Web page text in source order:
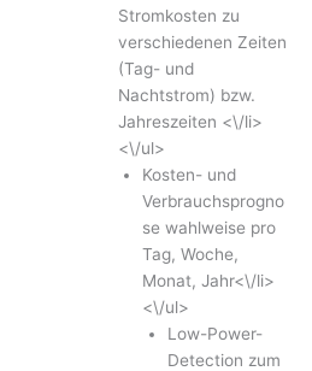
Stromkosten zu
verschiedenen Zeiten
(Tag- und
Nachtstrom) bzw.
Jahreszeiten <\/li>
<\/ul>
Kosten- und
Verbrauchsprogno
se wahlweise pro
Tag, Woche,
Monat, Jahr<\/li>
<\/ul>
Low-Power-
Detection zum